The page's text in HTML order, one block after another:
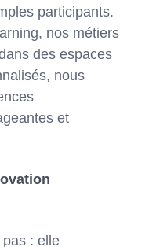
participants.
nos métiers
des espaces
nous
et
pas : elle